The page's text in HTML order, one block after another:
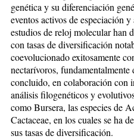
genética y su diferenciación
eventos activos de especiación
estudios de reloj molecular han
con tasas de diversificación
coevolucionado exitosamente
nectarívoros,
concluido, en colaboración con
análisis filogenéticos y
como Bursera, las especies de
Cactaceae, en los cuales se ha
sus tasas de diversificación.